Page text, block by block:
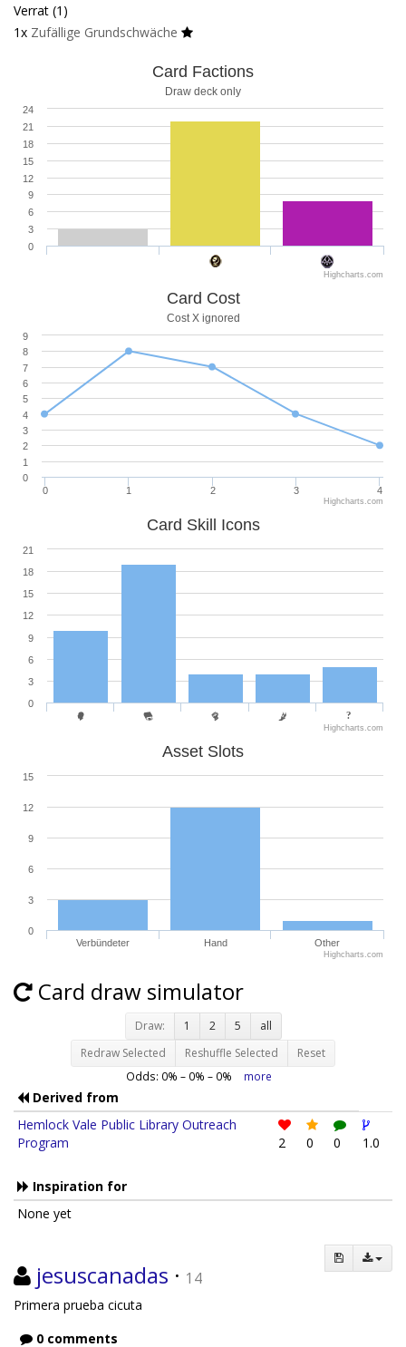
Verrat (1)
1x Zufällige Grundschwäche
Card Factions
Draw deck only
0
3
6
9
12
15
18
21
24
Highcharts.com
Card Cost
Cost X ignored
0 1 2 3 4
0
1
2
3
4
5
6
7
8
9
Highcharts.com
Card Skill Icons
0
3
6
9
12
15
18
21
Highcharts.com
Asset Slots
0
3
6
9
12
15
Highcharts.com
Verbündeter Hand Other
Card draw simulator
Draw: 1 2 5
all
Redraw Selected
Reshuffle Selected Reset
Odds: 0% – 0% – 0% more
Derived from
Hemlock Vale Public Library Outreach
Program
2 0 0 1.0
Inspiration for
None yet
jesuscanadas · 14
Primera prueba cicuta
0 comments